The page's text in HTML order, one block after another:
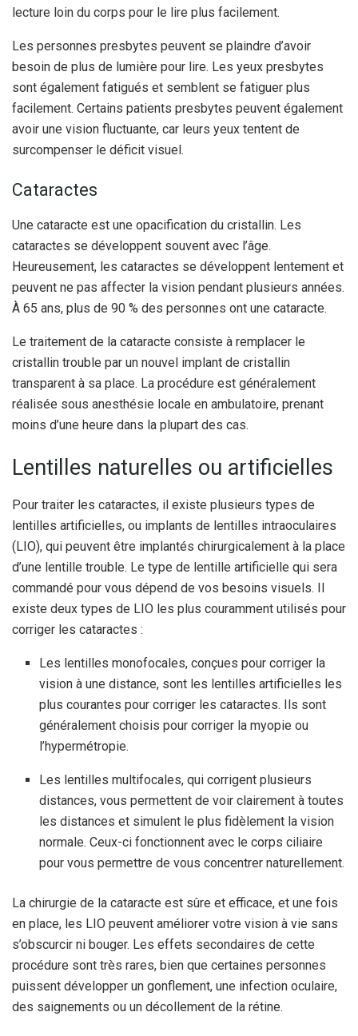
lecture loin du corps pour le lire plus facilement.
Les personnes presbytes peuvent se plaindre d’avoir
besoin de plus de lumière pour lire. Les yeux presbytes
sont également fatigués et semblent se fatiguer plus
facilement. Certains patients presbytes peuvent également
avoir une vision fluctuante, car leurs yeux tentent de
surcompenser le déficit visuel.
Cataractes
Une cataracte est une opacification du cristallin. Les
cataractes se développent souvent avec l’âge.
Heureusement, les cataractes se développent lentement et
peuvent ne pas affecter la vision pendant plusieurs années.
À 65 ans, plus de 90 % des personnes ont une cataracte.
Le traitement de la cataracte consiste à remplacer le
cristallin trouble par un nouvel implant de cristallin
transparent à sa place. La procédure est généralement
réalisée sous anesthésie locale en ambulatoire, prenant
moins d’une heure dans la plupart des cas.
Lentilles naturelles ou artificielles
Pour traiter les cataractes, il existe plusieurs types de
lentilles artificielles, ou implants de lentilles intraoculaires
(LIO), qui peuvent être implantés chirurgicalement à la place
d’une lentille trouble. Le type de lentille artificielle qui sera
commandé pour vous dépend de vos besoins visuels. Il
existe deux types de LIO les plus couramment utilisés pour
corriger les cataractes :
Les lentilles monofocales, conçues pour corriger la
vision à une distance, sont les lentilles artificielles les
plus courantes pour corriger les cataractes. Ils sont
généralement choisis pour corriger la myopie ou
l’hypermétropie.
Les lentilles multifocales, qui corrigent plusieurs
distances, vous permettent de voir clairement à toutes
les distances et simulent le plus fidèlement la vision
normale. Ceux-ci fonctionnent avec le corps ciliaire
pour vous permettre de vous concentrer naturellement.
La chirurgie de la cataracte est sûre et efficace, et une fois
en place, les LIO peuvent améliorer votre vision à vie sans
s’obscurcir ni bouger. Les effets secondaires de cette
procédure sont très rares, bien que certaines personnes
puissent développer un gonflement, une infection oculaire,
des saignements ou un décollement de la rétine.